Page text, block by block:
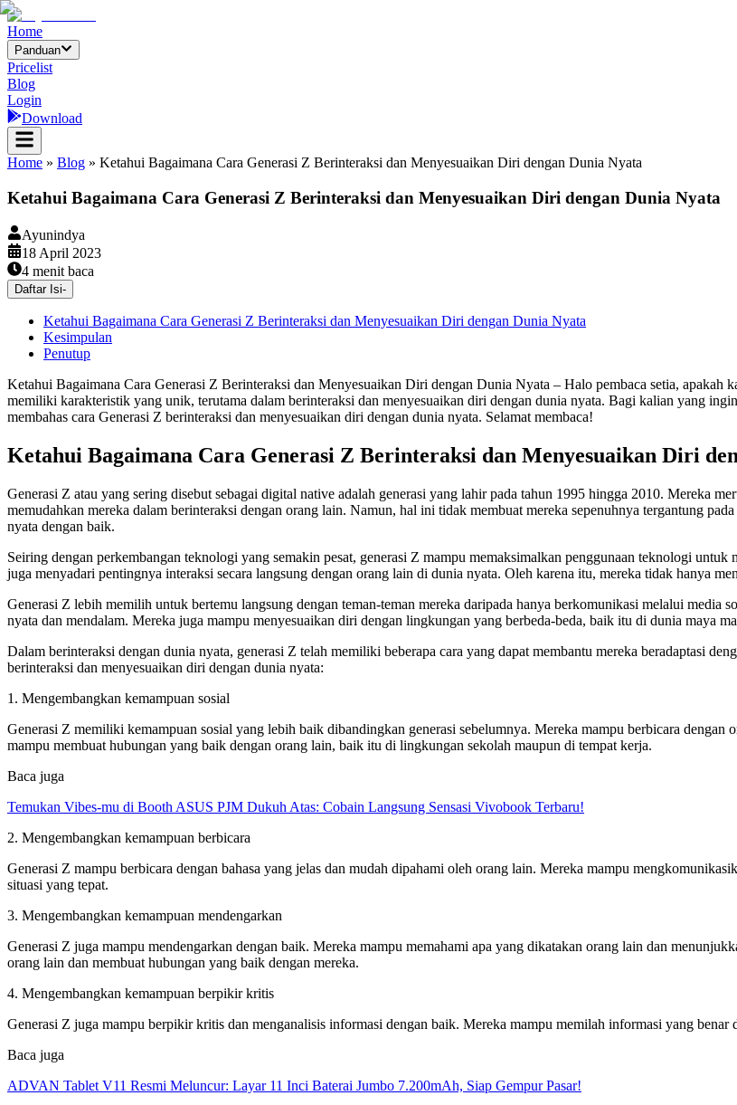
Home
Panduan
Pricelist
Blog
Login
Download
Home » Blog » Ketahui Bagaimana Cara Generasi Z Berinteraksi dan Menyesuaikan Diri dengan Dunia Nyata
Ketahui Bagaimana Cara Generasi Z Berinteraksi dan Menyesuaikan Diri dengan Dunia Nyata
Ayunindya
18 April 2023
4 menit baca
Daftar Isi-
Ketahui Bagaimana Cara Generasi Z Berinteraksi dan Menyesuaikan Diri dengan Dunia Nyata
Kesimpulan
Penutup
Ketahui Bagaimana Cara Generasi Z Berinteraksi dan Menyesuaikan Diri dengan Dunia Nyata – Halo pembaca setia, apakah
memiliki karakteristik yang unik, terutama dalam berinteraksi dan menyesuaikan diri dengan dunia nyata. Bagi kalian yang
membahas cara Generasi Z berinteraksi dan menyesuaikan diri dengan dunia nyata. Selamat membaca!
Ketahui Bagaimana Cara Generasi Z Berinteraksi dan Menyesuaikan Diri
Generasi Z atau yang sering disebut sebagai digital native adalah generasi yang lahir pada tahun 1995 hingga 2010. Mereka
memudahkan mereka dalam berinteraksi dengan orang lain. Namun, hal ini tidak membuat mereka sepenuhnya tergantung
nyata dengan baik.
Seiring dengan perkembangan teknologi yang semakin pesat, generasi Z mampu memaksimalkan penggunaan teknologi
juga menyadari pentingnya interaksi secara langsung dengan orang lain di dunia nyata. Oleh karena itu, mereka tidak hanya
Generasi Z lebih memilih untuk bertemu langsung dengan teman-teman mereka daripada hanya berkomunikasi melalui media
nyata dan mendalam. Mereka juga mampu menyesuaikan diri dengan lingkungan yang berbeda-beda, baik itu di dunia maya
Dalam berinteraksi dengan dunia nyata, generasi Z telah memiliki beberapa cara yang dapat membantu mereka beradaptasi
berinteraksi dan menyesuaikan diri dengan dunia nyata:
1. Mengembangkan kemampuan sosial
Generasi Z memiliki kemampuan sosial yang lebih baik dibandingkan generasi sebelumnya. Mereka mampu berbicara
mampu membuat hubungan yang baik dengan orang lain, baik itu di lingkungan sekolah maupun di tempat kerja.
Baca juga
Temukan Vibes-mu di Booth ASUS PJM Dukuh Atas: Cobain Langsung Sensasi Vivobook Terbaru!
2. Mengembangkan kemampuan berbicara
Generasi Z mampu berbicara dengan bahasa yang jelas dan mudah dipahami oleh orang lain. Mereka mampu
situasi yang tepat.
3. Mengembangkan kemampuan mendengarkan
Generasi Z juga mampu mendengarkan dengan baik. Mereka mampu memahami apa yang dikatakan orang lain dan
orang lain dan membuat hubungan yang baik dengan mereka.
4. Mengembangkan kemampuan berpikir kritis
Generasi Z juga mampu berpikir kritis dan menganalisis informasi dengan baik. Mereka mampu memilah informasi yang benar
Baca juga
ADVAN Tablet V11 Resmi Meluncur: Layar 11 Inci Baterai Jumbo 7.200mAh, Siap Gempur Pasar!